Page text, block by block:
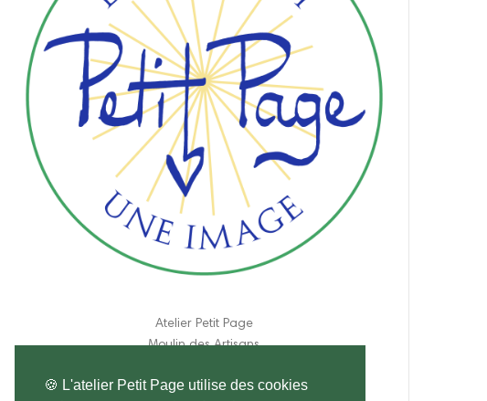
🍪 L'atelier Petit Page utilise des cookies
Atelier Petit Page
Moulin des Artisans
37460 Genillé